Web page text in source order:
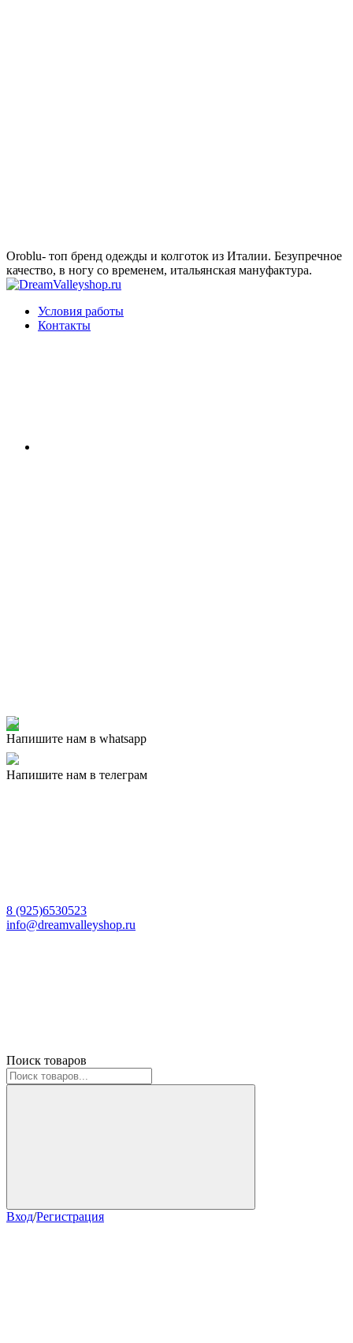
Oroblu- топ бренд одежды и колготок из Италии. Безупречное
качество, в ногу со временем, итальянская мануфактура.
Условия работы
Контакты
Напишите нам в whatsapp
Напишите нам в телеграм
8 (925)6530523
info@dreamvalleyshop.ru
Поиск товаров
Вход/Регистрация